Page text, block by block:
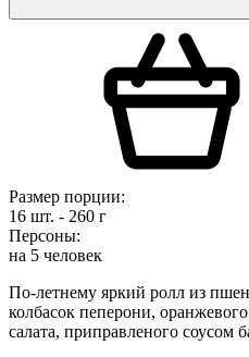
Размер порции:
16 шт. - 260 г
Персоны:
на 5 человек
По-летнему яркий ролл из
колбасок пеперони,
салата, приправленого соусом